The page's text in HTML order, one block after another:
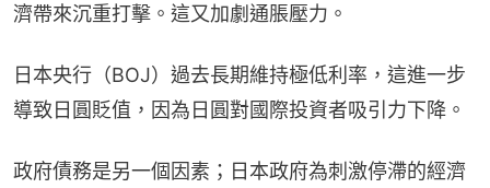
濟帶來沉重打擊。這又加劇通脹壓力。
日本央行（BOJ）過去長期維持極低利率，這進一步
導致日圓貶值，因為日圓對國際投資者吸引力下降。
政府債務是另一個因素；日本政府為刺激停滯的經濟